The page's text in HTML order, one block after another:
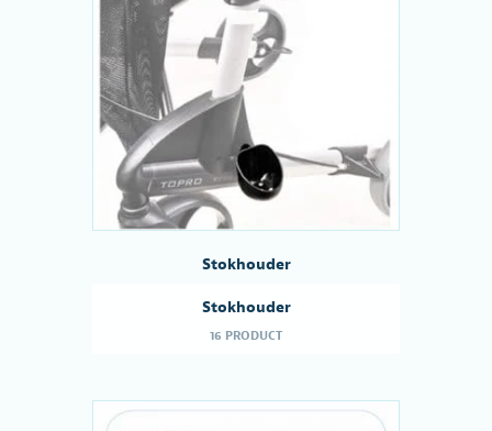
Stokhouder
Stokhouder
16 PRODUCT